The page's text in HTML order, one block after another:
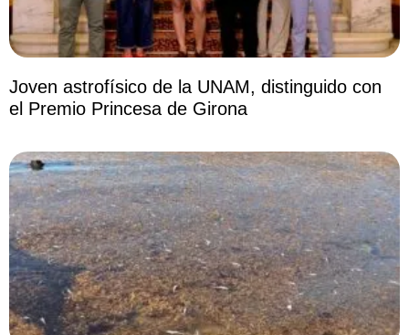
Joven astrofísico de la UNAM, distinguido con
el Premio Princesa de Girona